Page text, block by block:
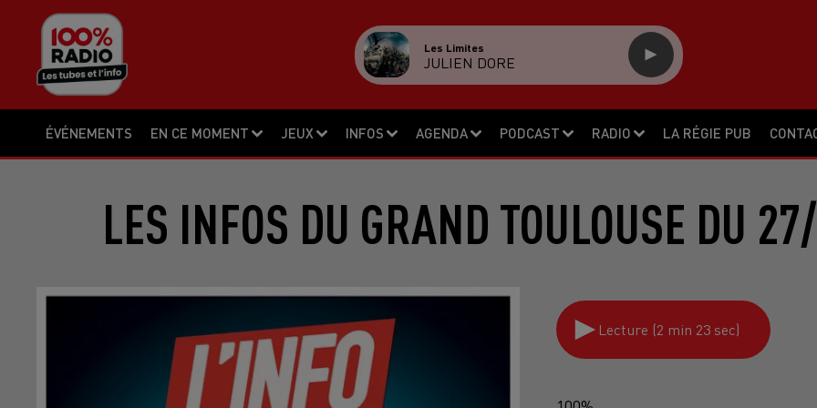
ÉVÉNEMENTS EN CE MOMENT JEUX INFOS AGENDA PODCAST RADIO LA RÉGIE PUB
Les Limites
JULIEN DORE
LES INFOS DU GRAND TOULOUSE DU
Lecture (2 min 23 sec)